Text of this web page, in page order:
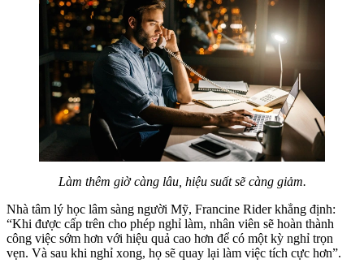
Làm thêm giờ càng lâu, hiệu suất sẽ càng giảm.
Nhà tâm lý học lâm sàng người Mỹ, Francine Rider khẳng định:
“Khi được cấp trên cho phép nghỉ làm, nhân viên sẽ hoàn thành
công việc sớm hơn với hiệu quả cao hơn để có một kỳ nghỉ trọn
vẹn. Và sau khi nghỉ xong, họ sẽ quay lại làm việc tích cực hơn”.